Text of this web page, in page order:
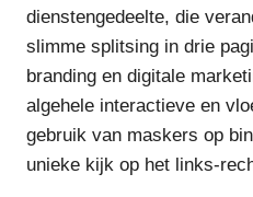
dienstengedeelte, die
slimme splitsing in drie
branding en digitale
algehele interactieve en
gebruik van maskers op
unieke kijk op het links-